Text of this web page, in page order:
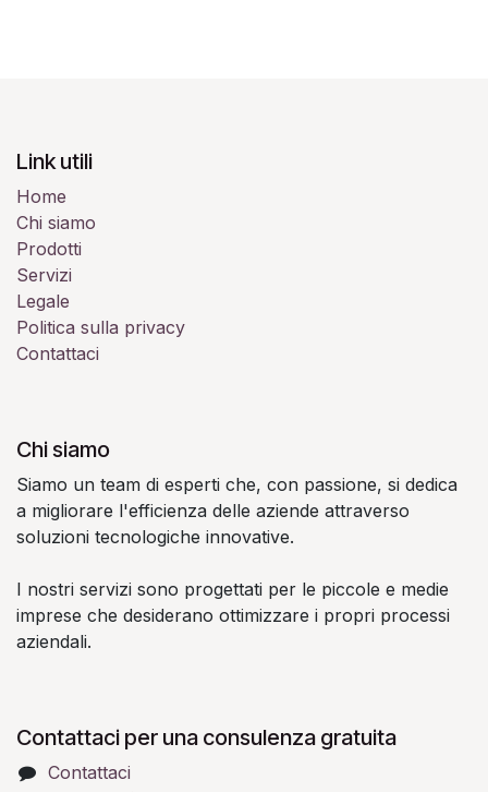
Link utili
Home
Chi siamo
Prodotti
Servizi
Legale
Politica sulla privacy
Contattaci
Chi siamo
Siamo un team di esperti che, con passione, si dedica
a migliorare l'efficienza delle aziende attraverso
soluzioni tecnologiche innovative.
I nostri servizi sono progettati per le piccole e medie
imprese che desiderano ottimizzare i propri processi
aziendali.
Contattaci per una consulenza gratuita
Contattaci